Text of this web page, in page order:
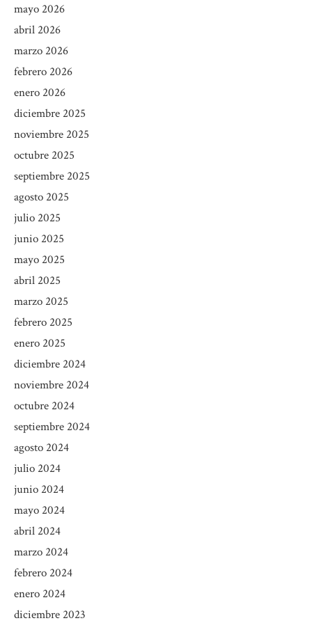
mayo 2026
abril 2026
marzo 2026
febrero 2026
enero 2026
diciembre 2025
noviembre 2025
octubre 2025
septiembre 2025
agosto 2025
julio 2025
junio 2025
mayo 2025
abril 2025
marzo 2025
febrero 2025
enero 2025
diciembre 2024
noviembre 2024
octubre 2024
septiembre 2024
agosto 2024
julio 2024
junio 2024
mayo 2024
abril 2024
marzo 2024
febrero 2024
enero 2024
diciembre 2023